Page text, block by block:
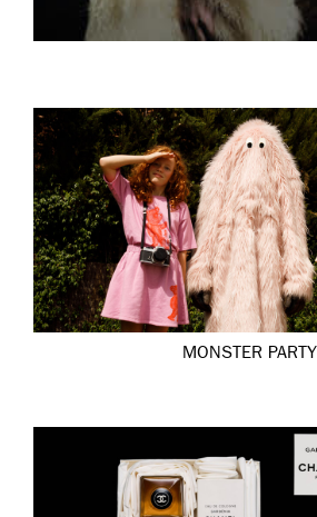
MONSTER PARTY